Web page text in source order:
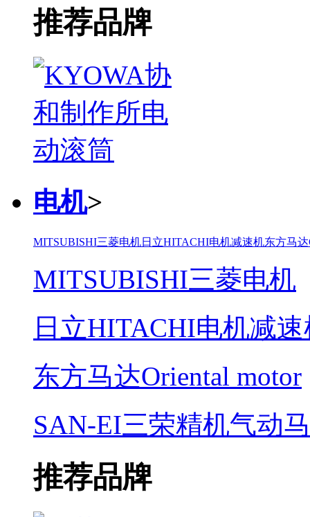
推荐品牌
电机>
MITSUBISHI三菱电机日立HITACHI电机减速机东方马达
MITSUBISHI三菱电机
日立HITACHI电机减
东方马达Oriental motor
SAN-EI三荣精机气动
推荐品牌